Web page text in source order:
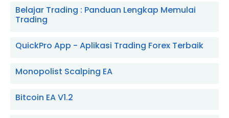
Belajar Trading : Panduan Lengkap Memulai
Trading
QuickPro App - Aplikasi Trading Forex Terbaik
Monopolist Scalping EA
Bitcoin EA V1.2